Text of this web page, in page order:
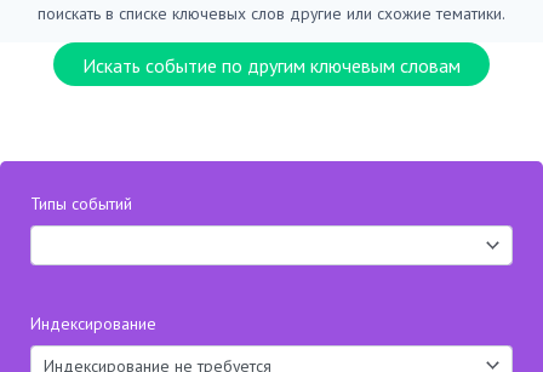
поискать в списке ключевых слов другие или схожие тематики.
Искать событие по другим ключевым словам
Типы событий
Индексирование